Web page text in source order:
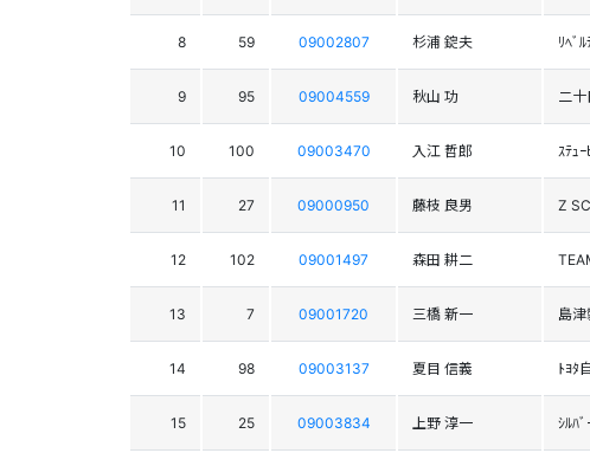
8 59 09002807 杉浦 錠夫 ﾘﾍﾞ
9 95 09004559 秋山 功 二
10 100 09003470 入江 哲郎 ｽﾃｭｰ
11 27 09000950 藤枝 良男 Z SC
12 102 09001497 森田 耕二
13 7 09001720 三橋 新一 島津
14 98 09003137 夏目 信義 ﾄﾖﾀ
15 25 09003834 上野 淳一 ｼﾙﾊﾞ